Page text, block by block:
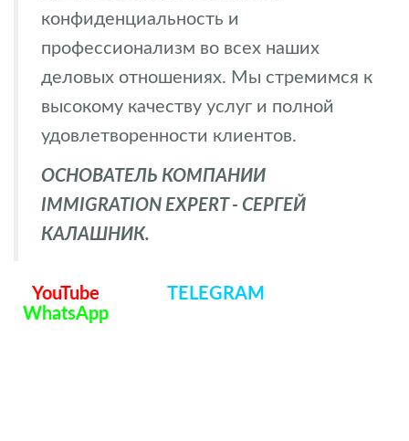
конфиденциальность и
профессионализм во всех наших
деловых отношениях. Мы стремимся к
высокому качеству услуг и полной
удовлетворенности клиентов.
ОСНОВАТЕЛЬ КОМПАНИИ
IMMIGRATION EXPERT - СЕРГЕЙ
КАЛАШНИК.
YouTube
TELEGRAM
WhatsApp